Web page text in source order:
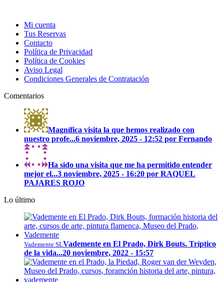
Mi cuenta
Tus Reservas
Contacto
Política de Privacidad
Política de Cookies
Aviso Legal
Condiciones Generales de Contratación
Comentarios
Magnífica visita la que hemos realizado con
nuestro profe...6 noviembre, 2025 - 12:52 por Fernando
Ha sido una visita que me ha permitido entender
mejor el...3 noviembre, 2025 - 16:20 por RAQUEL
PAJARES ROJO
Lo último
Vademente SLVademente en El Prado, Dirk Bouts. Tríptico
de la vida...20 noviembre, 2022 - 15:57